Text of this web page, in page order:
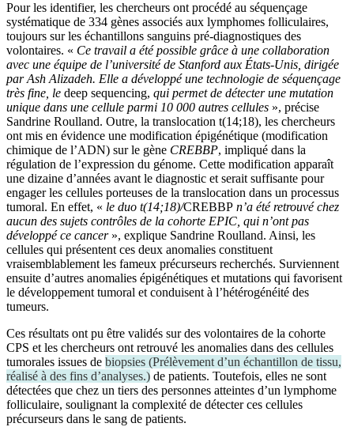
Pour les identifier, les chercheurs ont procédé au séquençage
systématique de 334 gènes associés aux lymphomes folliculaires,
toujours sur les échantillons sanguins pré-diagnostiques des
volontaires. « Ce travail a été possible grâce à une collaboration
avec une équipe de l’université de Stanford aux États-Unis, dirigée
par Ash Alizadeh. Elle a développé une technologie de séquençage
très fine, le deep sequencing, qui permet de détecter une mutation
unique dans une cellule parmi 10 000 autres cellules », précise
Sandrine Roulland. Outre, la translocation t(14;18), les chercheurs
ont mis en évidence une modification épigénétique (modification
chimique de l’ADN) sur le gène CREBBP, impliqué dans la
régulation de l’expression du génome. Cette modification apparaît
une dizaine d’années avant le diagnostic et serait suffisante pour
engager les cellules porteuses de la translocation dans un processus
tumoral. En effet, « le duo t(14;18)/CREBBP n’a été retrouvé chez
aucun des sujets contrôles de la cohorte EPIC, qui n’ont pas
développé ce cancer», explique Sandrine Roulland. Ainsi, les
cellules qui présentent ces deux anomalies constituent
vraisemblablement les fameux précurseurs recherchés. Surviennent
ensuite d’autres anomalies épigénétiques et mutations qui favorisent
le développement tumoral et conduisent à l’hétérogénéité des
tumeurs.
Ces résultats ont pu être validés sur des volontaires de la cohorte
CPS et les chercheurs ont retrouvé les anomalies dans des cellules
tumorales issues de biopsies (Prélèvement d’un échantillon de tissu,
réalisé à des fins d’analyses.) de patients. Toutefois, elles ne sont
détectées que chez un tiers des personnes atteintes d’un lymphome
folliculaire, soulignant la complexité de détecter ces cellules
précurseurs dans le sang de patients.